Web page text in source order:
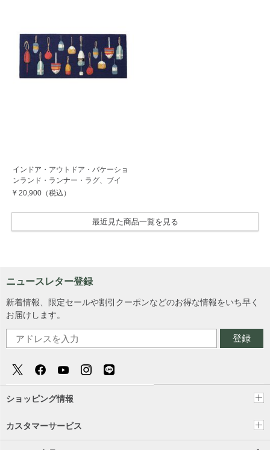
インドア・アウトドア・バケーショ
ンランド・ランナー・ラグ、ブイ
¥ 20,900（税込）
最近見た商品一覧を見る
ニュースレター登録
新着情報、限定セールや割引クーポンなどのお得な情報をいち早く
お届けします。
登録
ショッピング情報
カスタマーサービス